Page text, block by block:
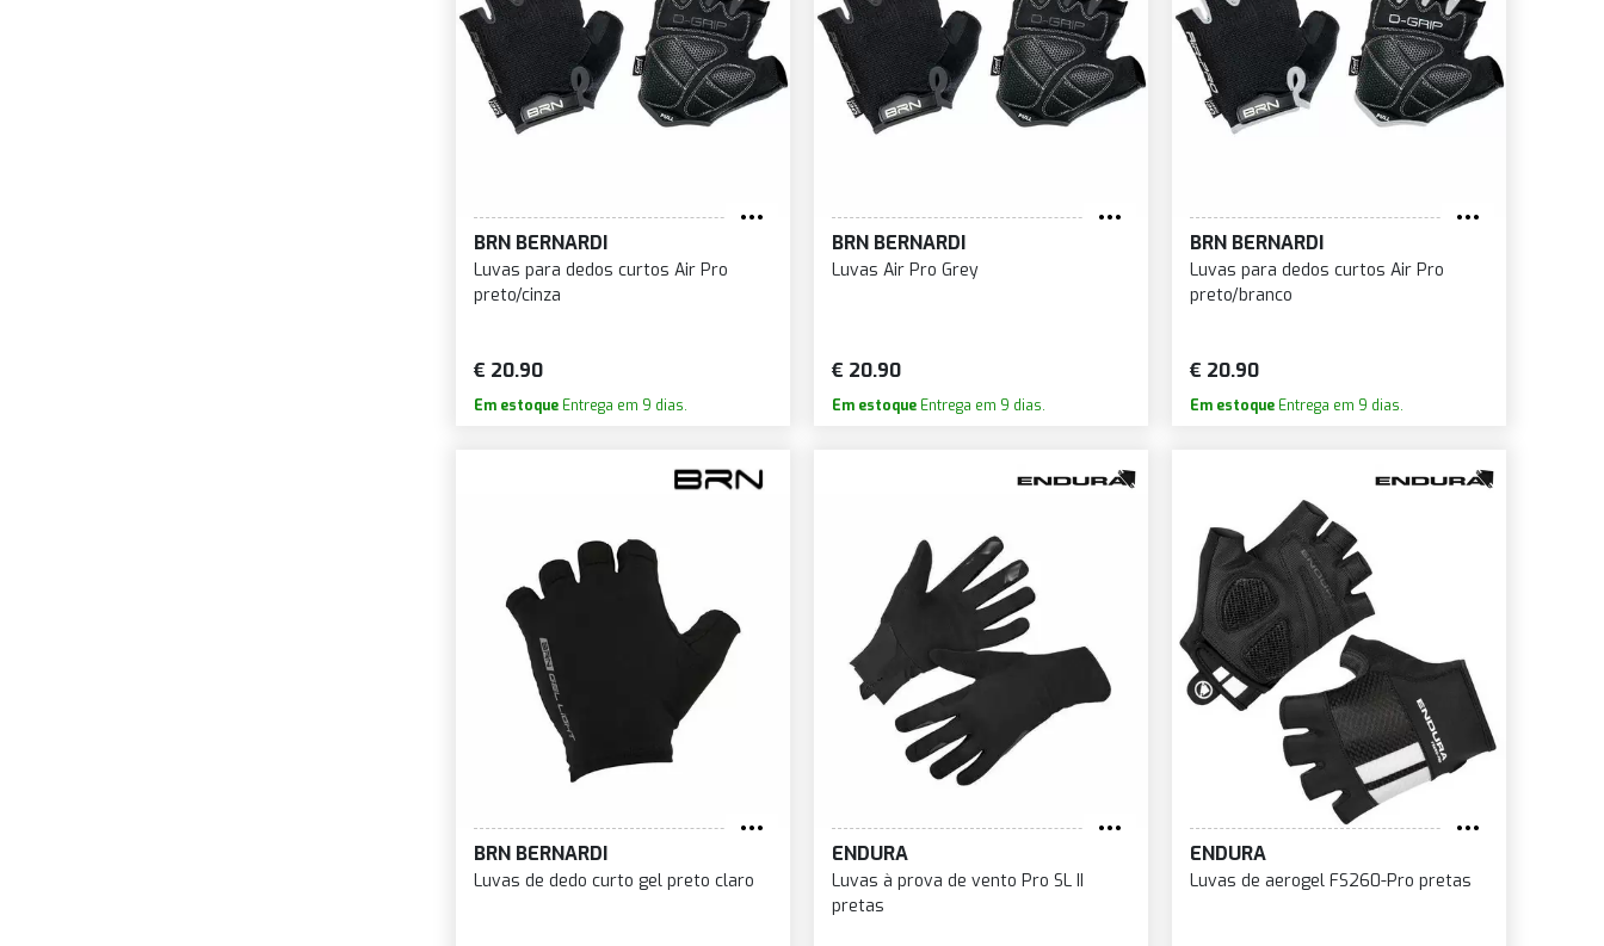
BRN BERNARDI
Luvas para dedos curtos Air Pro
preto/cinza
€ 20.90
Em estoque Entrega em 9 dias.
BRN BERNARDI
Luvas Air Pro Grey
€ 20.90
Em estoqueEntrega em 9 dias.
BRN BERNARDI
Luvas para dedos curtos Air Pro
preto/branco
€ 20.90
Em estoqueEntrega em 9 dias.
BRN BERNARDI
Luvas de dedo curto gel preto claro
ENDURA
Luvas à prova de vento Pro SL II
pretas
ENDURA
Luvas de aerogel FS260-Pro pretas